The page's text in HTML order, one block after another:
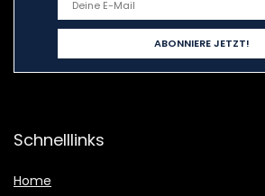
Schnelllinks
Home